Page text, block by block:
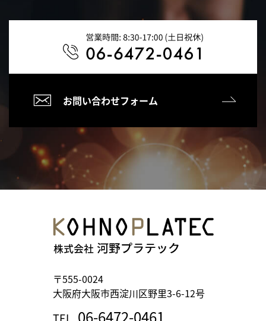
お問い合わせフォーム
〒555-0024
大阪府大阪市西淀川区野里3-6-12号
06-6472-0461